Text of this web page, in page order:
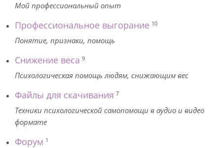
Мой профессиональный опыт
Профессиональное выгорание 10
Понятие, признаки, помощь
Снижение веса 9
Психологическая помощь людям, снижающим вес
Файлы для скачивания 7
Техники психологической самопомощи в аудио и видео
формате
Форум 1